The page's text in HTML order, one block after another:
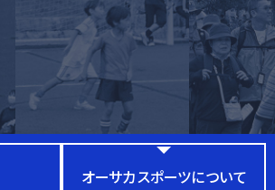
オーサカスポーツについて